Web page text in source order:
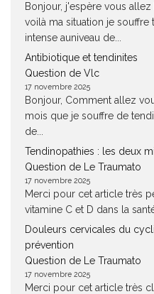
Bonjour, j'espère vous
voilà ma situation je
intense auniveau de...
Antibiotique et tendinites
Question de Vlc
17 novembre 2025
Bonjour, Comment allez
mois que je souffre de
de...
Tendinopathies : les deux
Question de Le Traumato
17 novembre 2025
Merci pour cet article très
vitamine C et D dans la
Douleurs cervicales du
prévention
Question de Le Traumato
17 novembre 2025
Merci pour cet article très